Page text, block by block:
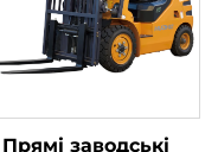
Прямі заводські